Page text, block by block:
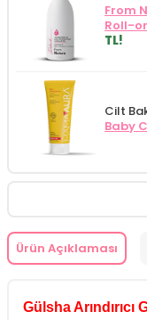
From
Roll-
TL!
Cilt
Baby
Ürün Açıklaması
Gülsha Arındırıcı